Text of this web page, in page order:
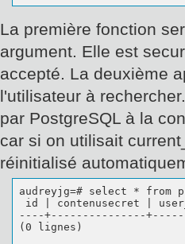
La première fonction
argument. Elle est
accepté. La deuxième
l'utilisateur à
par PostgreSQL à la
car si on utilisait
réinitialisé
audreyjg=# select *
id | contenusecret |
----+---------------
(0